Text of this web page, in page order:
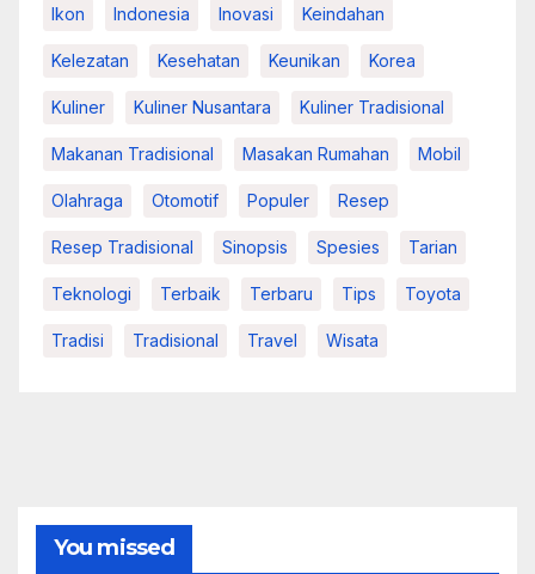
Ikon Indonesia Inovasi Keindahan
Kelezatan Kesehatan Keunikan Korea
Kuliner Kuliner Nusantara Kuliner Tradisional
Makanan Tradisional Masakan Rumahan Mobil
Olahraga Otomotif Populer Resep
Resep Tradisional Sinopsis Spesies Tarian
Teknologi Terbaik Terbaru Tips Toyota
Tradisi Tradisional Travel Wisata
You missed